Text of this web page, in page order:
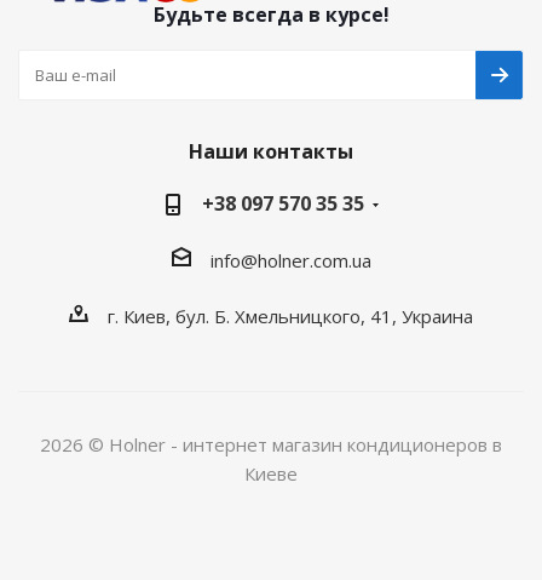
Будьте всегда в курсе!
Наши контакты
+38 097 570 35 35
info@holner.com.ua
г. Киев, бул. Б. Хмельницкого, 41, Украина
2026 © Holner - интернет магазин кондиционеров в
Киеве